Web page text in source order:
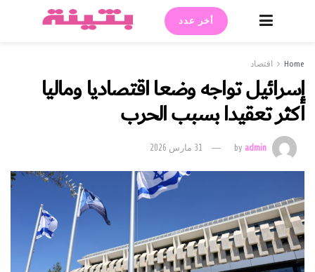
أخر عدد
Home اقتصاد
إسرائيل تواجه وضعا اقتصاديا وماليا
أكثر تعقيدا بسبب الحرب
byadmin 31 مارس 2026